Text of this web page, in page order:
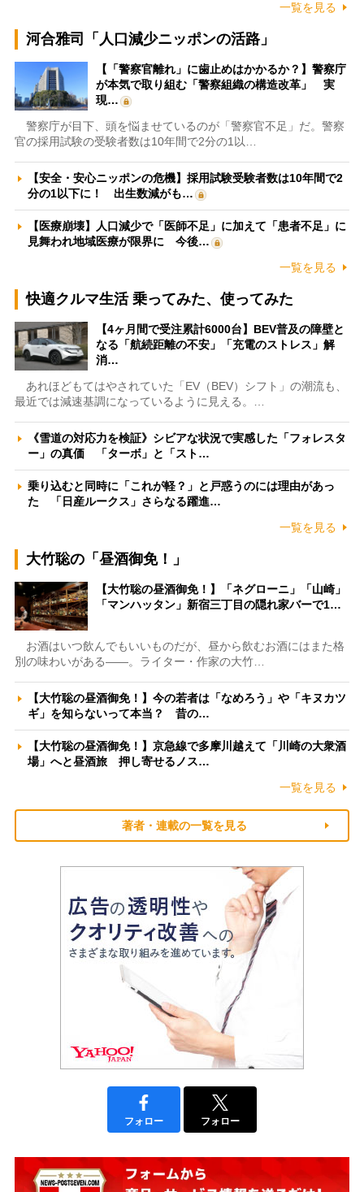
一覧を見る
河合雅司「人口減少ニッポンの活路」
【「警察官離れ」に歯止めはかかるか？】警察庁
が本気で取り組む「警察組織の構造改革」 実
現…
警察庁が目下、頭を悩ませているのが「警察官不足」だ。警察
官の採用試験の受験者数は10年間で2分の1以…
【安全・安心ニッポンの危機】採用試験受験者数は10年間で2
分の1以下に！ 出生数減がも…
【医療崩壊】人口減少で「医師不足」に加えて「患者不足」に
見舞われ地域医療が限界に 今後…
一覧を見る
快適クルマ生活 乗ってみた、使ってみた
【4ヶ月間で受注累計6000台】BEV普及の障壁と
なる「航続距離の不安」「充電のストレス」解
消…
あれほどもてはやされていた「EV（BEV）シフト」の潮流も、
最近では減速基調になっているように見える。…
《雪道の対応力を検証》シビアな状況で実感した「フォレスタ
ー」の真価 「ターボ」と「スト…
乗り込むと同時に「これが軽？」と戸惑うのには理由があっ
た 「日産ルークス」さらなる躍進…
一覧を見る
大竹聡の「昼酒御免！」
【大竹聡の昼酒御免！】「ネグローニ」「山崎」
「マンハッタン」新宿三丁目の隠れ家バーで1…
お酒はいつ飲んでもいいものだが、昼から飲むお酒にはまた格
別の味わいがある――。ライター・作家の大竹…
【大竹聡の昼酒御免！】今の若者は「なめろう」や「キヌカツ
ギ」を知らないって本当？ 昔の…
【大竹聡の昼酒御免！】京急線で多摩川越えて「川崎の大衆酒
場」へと昼酒旅 押し寄せるノス…
一覧を見る
著者・連載の一覧を見る
フォロー フォロー